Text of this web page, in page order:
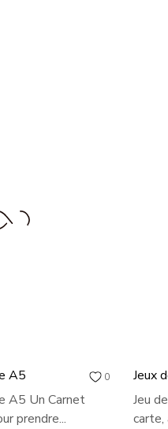
0
A5
A5 Un Carnet
prendre...
Jeux
Jeu
carte,